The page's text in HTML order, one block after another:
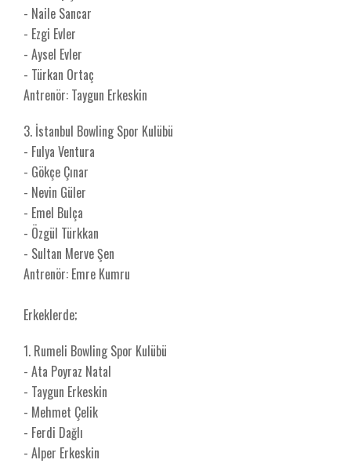
- Naile Sancar
- Ezgi Evler
- Aysel Evler
- Türkan Ortaç
Antrenör: Taygun Erkeskin
3. İstanbul Bowling Spor Kulübü
- Fulya Ventura
- Gökçe Çınar
- Nevin Güler
- Emel Bulça
- Özgül Türkkan
- Sultan Merve Şen
Antrenör: Emre Kumru
Erkeklerde;
1. Rumeli Bowling Spor Kulübü
- Ata Poyraz Natal
- Taygun Erkeskin
- Mehmet Çelik
- Ferdi Dağlı
- Alper Erkeskin